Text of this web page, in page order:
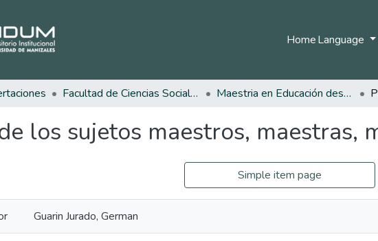
HomeLanguage
Facultad de Ciencias Sociales y Humanas Maestria en Educación desde la Diversidad
los sujetos maestros, maestras,
Simple item page
Guarin Jurado, German